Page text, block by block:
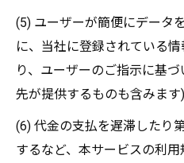
(5) ユーザーが簡便にデータ
に、当社に登録されている
り、ユーザーのご指示に基
先が提供するものも含みま
(6) 代金の支払を遅滞したり
するなど、本サービスの利